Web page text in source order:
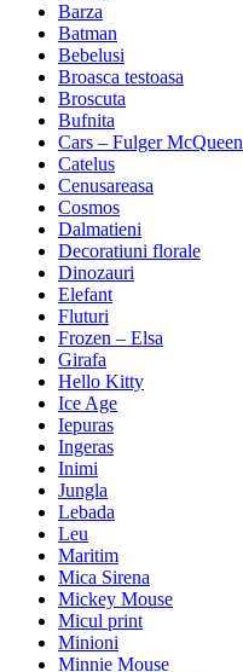
Barza
Batman
Bebelusi
Broasca testoasa
Broscuta
Bufnita
Cars – Fulger McQueen
Catelus
Cenusareasa
Cosmos
Dalmatieni
Decoratiuni florale
Dinozauri
Elefant
Fluturi
Frozen – Elsa
Girafa
Hello Kitty
Ice Age
Iepuras
Ingeras
Inimi
Jungla
Lebada
Leu
Maritim
Mica Sirena
Mickey Mouse
Micul print
Minioni
Minnie Mouse